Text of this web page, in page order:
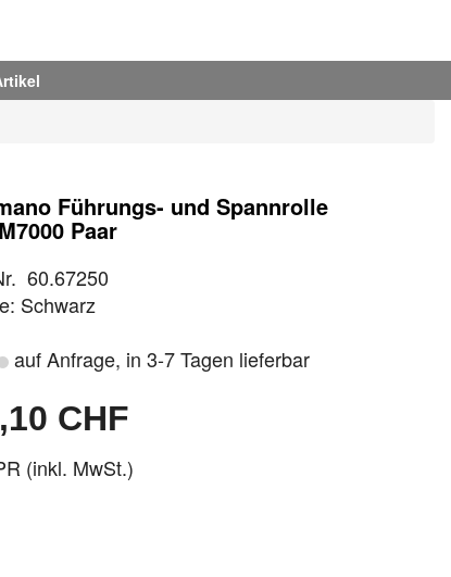
Führungs- und Spannrolle
Paar
60.67250
Schwarz
auf Anfrage, in 3-7 Tagen lieferbar
CHF
(inkl. MwSt.)